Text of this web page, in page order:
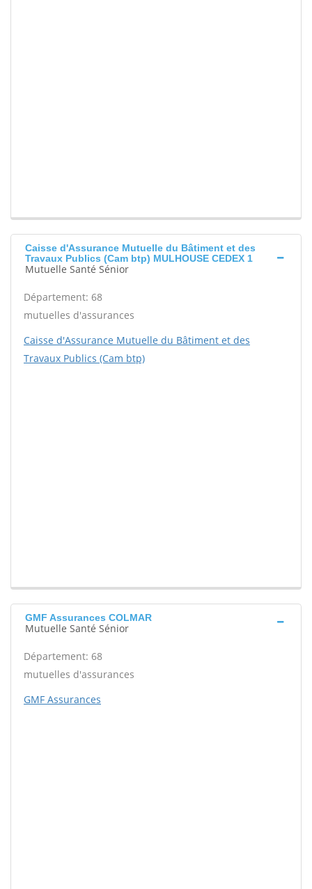
Caisse d'Assurance Mutuelle du Bâtiment et des
Travaux Publics (Cam btp) MULHOUSE CEDEX 1
Mutuelle Santé Sénior
Département: 68
mutuelles d'assurances
Caisse d'Assurance Mutuelle du Bâtiment et des
Travaux Publics (Cam btp)
GMF Assurances COLMAR
Mutuelle Santé Sénior
Département: 68
mutuelles d'assurances
GMF Assurances